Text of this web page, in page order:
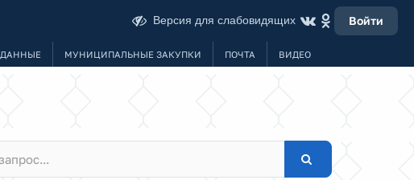
Версия для слабовидящих Войти
МУНИЦИПАЛЬНЫЕ ЗАКУПКИ ПОЧТА ВИДЕО